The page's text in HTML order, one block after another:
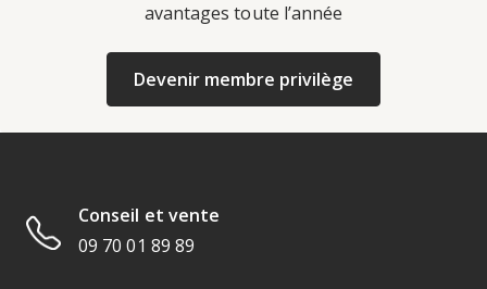
avantages toute l’année
Devenir membre privilège
Conseil et vente
09 70 01 89 89